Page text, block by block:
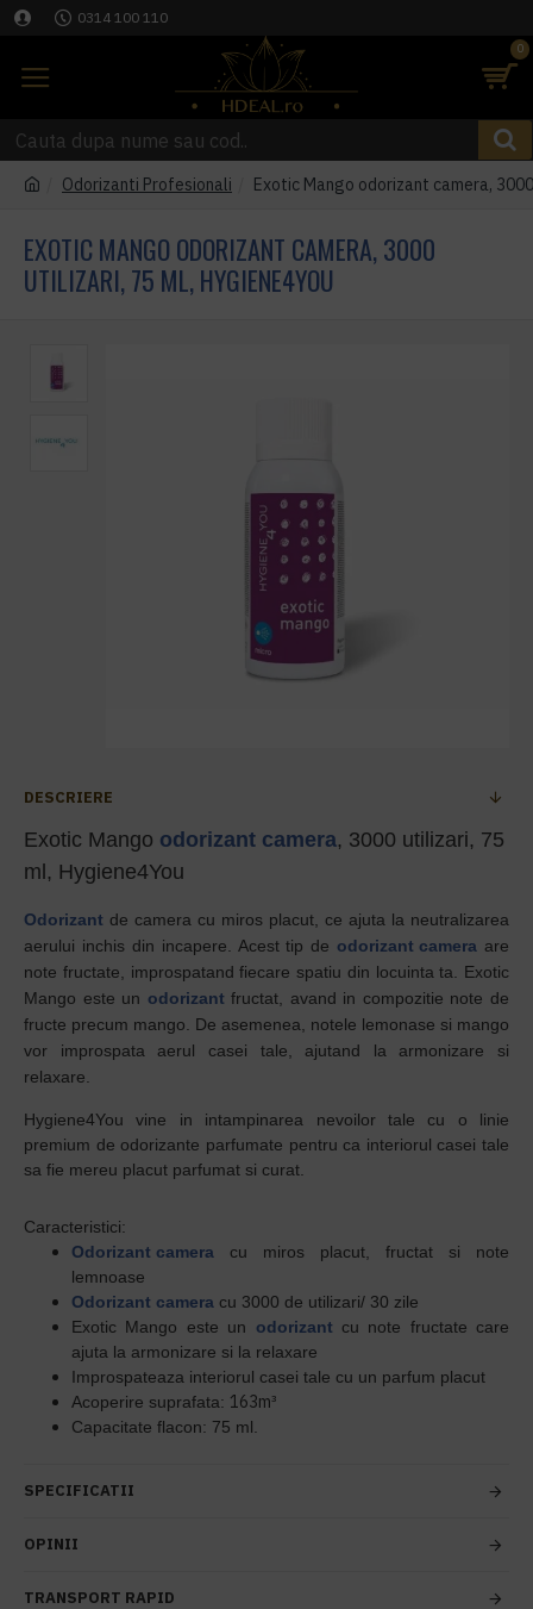
0314 100 110
0
Odorizanti Profesionali Exotic Mango odorizant camera,
EXOTIC MANGO ODORIZANT CAMERA, 3000
UTILIZARI, 75 ML, HYGIENE4YOU
DESCRIERE
Exotic Mango odorizant camera, 3000 utilizari, 75
ml, Hygiene4You
Odorizant de camera cu miros placut, ce ajuta la neutralizarea
aerului inchis din incapere. Acest tip de odorizant camera are
note fructate, improspatand fiecare spatiu din locuinta ta. Exotic
Mango este un odorizant fructat, avand in compozitie note de
fructe precum mango. De asemenea, notele lemonase si mango
vor improspata aerul casei tale, ajutand la armonizare si
relaxare.
Hygiene4You vine in intampinarea nevoilor tale cu o linie
premium de odorizante parfumate pentru ca interiorul casei tale
sa fie mereu placut parfumat si curat.
Caracteristici:
Odorizant camera cu miros placut, fructat si note
lemnoase
Odorizant camera cu 3000 de utilizari/ 30 zile
Exotic Mango este un odorizant cu note fructate care
ajuta la armonizare si la relaxare
Improspateaza interiorul casei tale cu un parfum placut
Acoperire suprafata: 163m³
Capacitate flacon: 75 ml.
SPECIFICATII
OPINII
TRANSPORT RAPID